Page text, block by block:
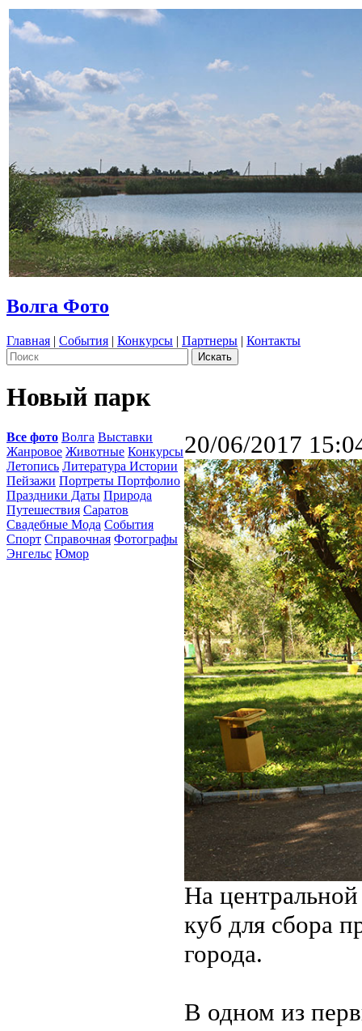
Волга Фото
Главная | События | Конкурсы | Партнеры | Контакты
Новый парк
Все фото Волга Выставки
Жанровое Животные Конкурсы
Летопись Литература Истории
Пейзажи Портреты Портфолио
Праздники Даты Природа
Путешествия Саратов
Свадебные Мода События
Спорт Справочная Фотографы
Энгельс Юмор
20/06/2017
На
куб для сбора
города.
В одном из